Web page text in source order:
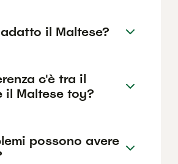
il Maltese?
c'è tra il
il Maltese toy?
possono avere